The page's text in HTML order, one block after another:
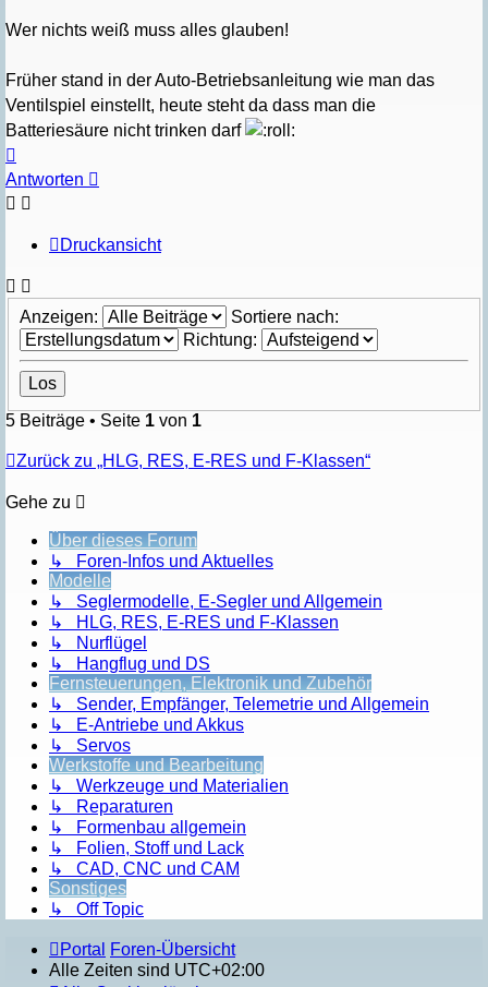
Wer nichts weiß muss alles glauben!
Früher stand in der Auto-Betriebsanleitung wie man das
Ventilspiel einstellt, heute steht da dass man die
Batteriesäure nicht trinken darf
oben
Antworten
Druckansicht
Anzeigen:
Sortiere nach:
Richtung:
5 Beiträge • Seite 1 von 1
Zurück zu „HLG, RES, E-RES und F-Klassen“
Gehe zu
Über dieses Forum
↳ Foren-Infos und Aktuelles
Modelle
↳ Seglermodelle, E-Segler und Allgemein
↳ HLG, RES, E-RES und F-Klassen
↳ Nurflügel
↳ Hangflug und DS
Fernsteuerungen, Elektronik und Zubehör
↳ Sender, Empfänger, Telemetrie und Allgemein
↳ E-Antriebe und Akkus
↳ Servos
Werkstoffe und Bearbeitung
↳ Werkzeuge und Materialien
↳ Reparaturen
↳ Formenbau allgemein
↳ Folien, Stoff und Lack
↳ CAD, CNC und CAM
Sonstiges
↳ Off Topic
Portal
Foren-Übersicht
Alle Zeiten sind UTC+02:00